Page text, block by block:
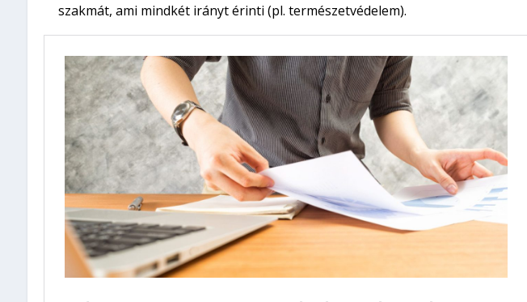
szakmát, ami mindkét irányt érinti (pl. természetvédelem).